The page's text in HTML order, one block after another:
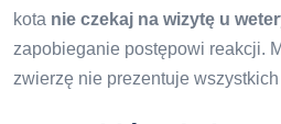
kota nie czekaj na wizytę u
zapobieganie postępowi reakcji.
zwierzę nie prezentuje